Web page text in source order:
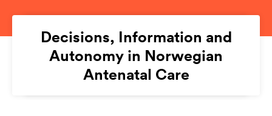
Decisions, Information and
Autonomy in Norwegian
Antenatal Care